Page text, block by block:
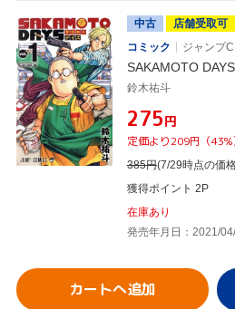
中古
店舗受取可
コミック
ジャンプC
SAKAMOTO
鈴木祐斗
¥275円
定価より209円（43%
385円(7/29時点の価
獲得ポイント 2P
在庫あり
発売年月日：2021/
カートへ追加